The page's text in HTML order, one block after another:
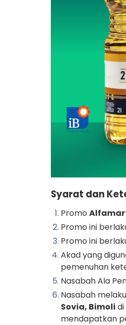
Syarat dan
Promo
Promo ini
Promo ini
Akad yang
pemenuhan
Nasabah Ala
Nasabah
Sovia, Bimoli
mendapatkan